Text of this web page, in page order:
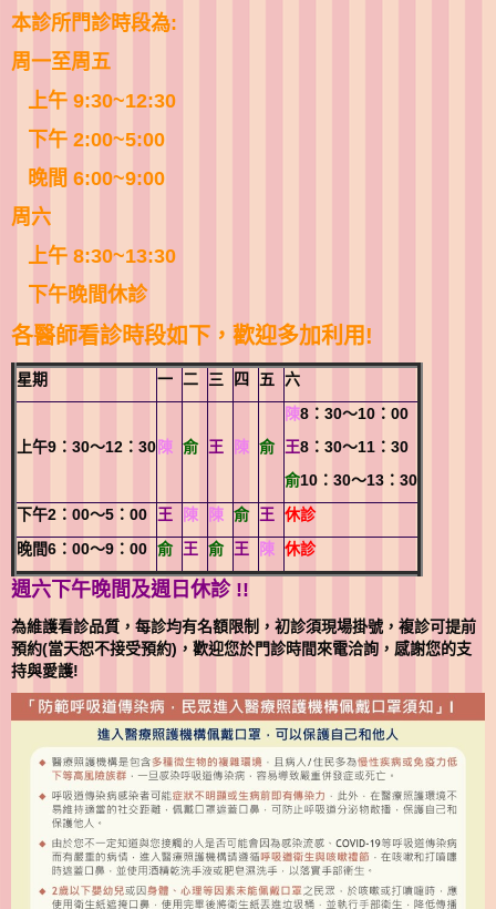
本診所門診時段為:
周一至周五
上午 9:30~12:30
下午 2:00~5:00
晚間 6:00~9:00
周六
上午 8:30~13:30
下午晚間休診
各醫師看診時段如下，歡迎多加利用!
星期 一 二 三 四 五 六
上午9：30～12：30陳 俞 王 陳 俞
陳8 ：30～10：00
王8 ：30～11：30
俞10：30～13：30
下午2：00～5：00
王 陳 陳 俞 王 休診
晚間6：00～9：00 俞 王 俞 王 陳 休診
週六下午晚間及週日休診 !!
為維護看診品質，每診均有名額限制，初診須現場掛號，複診可提前
預約(當天恕不接受預約)，歡迎您於門診時間來電洽詢，感謝您的支
持與愛護!